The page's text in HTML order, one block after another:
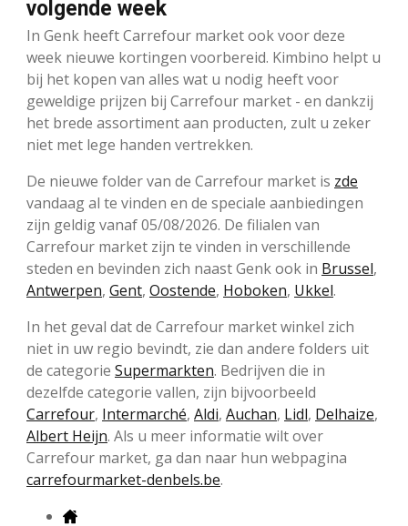
volgende week
In Genk heeft Carrefour market ook voor deze
week nieuwe kortingen voorbereid. Kimbino helpt u
bij het kopen van alles wat u nodig heeft voor
geweldige prijzen bij Carrefour market - en dankzij
het brede assortiment aan producten, zult u zeker
niet met lege handen vertrekken.
De nieuwe folder van de Carrefour market is zde
vandaag al te vinden en de speciale aanbiedingen
zijn geldig vanaf 05/08/2026. De filialen van
Carrefour market zijn te vinden in verschillende
steden en bevinden zich naast Genk ook in Brussel,
Antwerpen, Gent, Oostende, Hoboken, Ukkel.
In het geval dat de Carrefour market winkel zich
niet in uw regio bevindt, zie dan andere folders uit
de categorie Supermarkten. Bedrijven die in
dezelfde categorie vallen, zijn bijvoorbeeld
Carrefour, Intermarché, Aldi, Auchan, Lidl, Delhaize,
Albert Heijn. Als u meer informatie wilt over
Carrefour market, ga dan naar hun webpagina
carrefourmarket-denbels.be.